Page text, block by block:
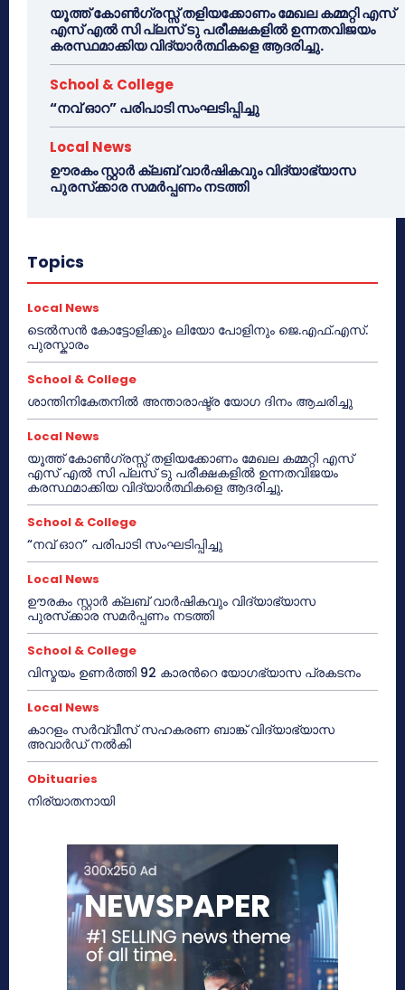
യൂത്ത് കോൺഗ്രസ്സ് തളിയക്കോണം മേഖല കമ്മറ്റി എസ്
എസ് എൽ സി പ്ലസ് ടു പരീക്ഷകളിൽ ഉന്നതവിജയം
കരസ്ഥമാക്കിയ വിദ്യാർത്ഥികളെ ആദരിച്ചു.
School & College
“നവ് ഓറ” പരിപാടി സംഘടിപ്പിച്ചു
Local News
ഊരകം സ്റ്റാർ ക്ലബ് വാർഷികവും വിദ്യാഭ്യാസ
പുരസ്‌ക്കാര സമർപ്പണം നടത്തി
Topics
Local News
ടെൽസൻ കോട്ടോളിക്കും ലിയോ പോളിനും ജെ.എഫ്.എസ്.
പുരസ്കാരം
School & College
ശാന്തിനികേതനിൽ അന്താരാഷ്ട്ര യോഗ ദിനം ആചരിച്ചു
Local News
യൂത്ത് കോൺഗ്രസ്സ് തളിയക്കോണം മേഖല കമ്മറ്റി എസ്
എസ് എൽ സി പ്ലസ് ടു പരീക്ഷകളിൽ ഉന്നതവിജയം
കരസ്ഥമാക്കിയ വിദ്യാർത്ഥികളെ ആദരിച്ചു.
School & College
“നവ് ഓറ” പരിപാടി സംഘടിപ്പിച്ചു
Local News
ഊരകം സ്റ്റാർ ക്ലബ് വാർഷികവും വിദ്യാഭ്യാസ
പുരസ്‌ക്കാര സമർപ്പണം നടത്തി
School & College
വിസ്മയം ഉണർത്തി 92 കാരൻറെ യോഗഭ്യാസ പ്രകടനം
Local News
കാറളം സർവ്വീസ് സഹകരണ ബാങ്ക് വിദ്യാഭ്യാസ
അവാർഡ് നൽകി
Obituaries
നിര്യാതനായി